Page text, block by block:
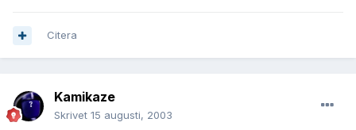
Citera
Kamikaze
Skrivet 15 augusti, 2003